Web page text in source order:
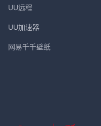
UU远程
UU加速器
网易千千壁纸